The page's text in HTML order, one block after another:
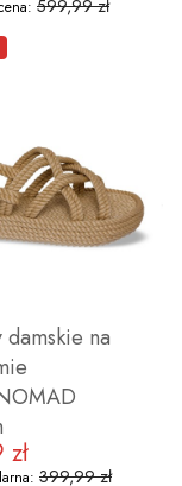
599,99 zł
PRODUKT
38 39 40 41
damskie na
399,99 zł